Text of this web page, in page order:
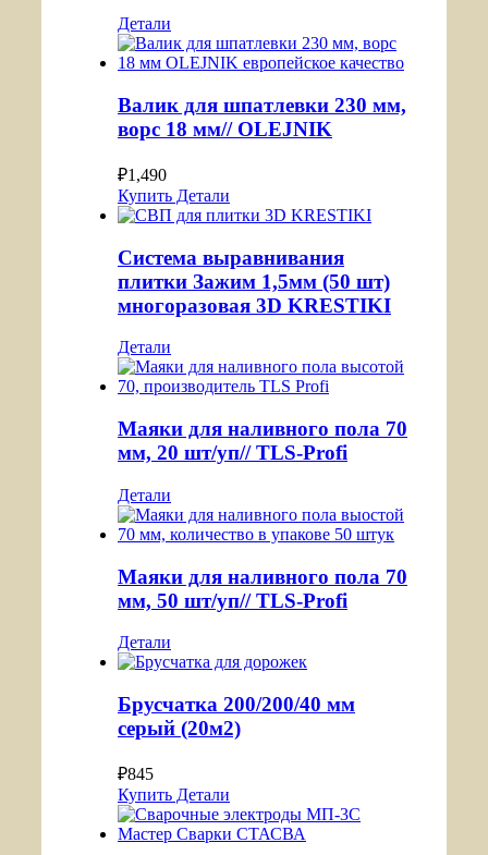
Детали
Валик для шпатлевки 230 мм,
ворс 18 мм// OLEJNIK
₽1,490
Купить Детали
Система выравнивания
плитки Зажим 1,5мм (50 шт)
многоразовая 3D KRESTIKI
Детали
Маяки для наливного пола 70
мм, 20 шт/уп// TLS-Profi
Детали
Маяки для наливного пола 70
мм, 50 шт/уп// TLS-Profi
Детали
Брусчатка 200/200/40 мм
серый (20м2)
₽845
Купить Детали